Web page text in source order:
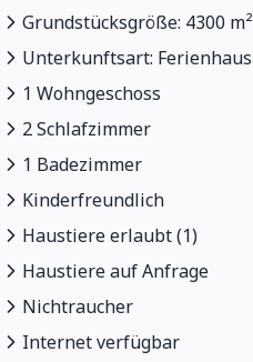
Grundstücksgröße: 4300 m²
Unterkunftsart: Ferienhaus
1 Wohngeschoss
2 Schlafzimmer
1 Badezimmer
Kinderfreundlich
Haustiere erlaubt (1)
Haustiere auf Anfrage
Nichtraucher
Internet verfügbar